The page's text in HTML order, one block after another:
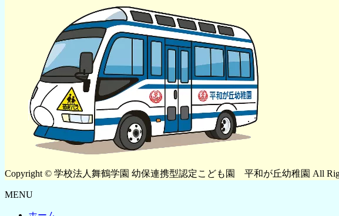
Copyright © 学校法人舞鶴学園 幼保連携型認定こども園 平和が丘幼稚園 All
MENU